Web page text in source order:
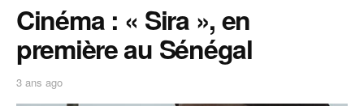
Cinéma : « Sira », en
première au Sénégal
3 ans ago